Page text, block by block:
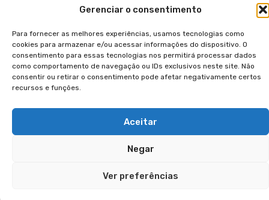
Gerenciar o consentimento
Para fornecer as melhores experiências, usamos tecnologias como
cookies para armazenar e/ou acessar informações do dispositivo. O
consentimento para essas tecnologias nos permitirá processar dados
como comportamento de navegação ou IDs exclusivos neste site. Não
consentir ou retirar o consentimento pode afetar negativamente certos
recursos e funções.
Aceitar
Negar
Ver preferências